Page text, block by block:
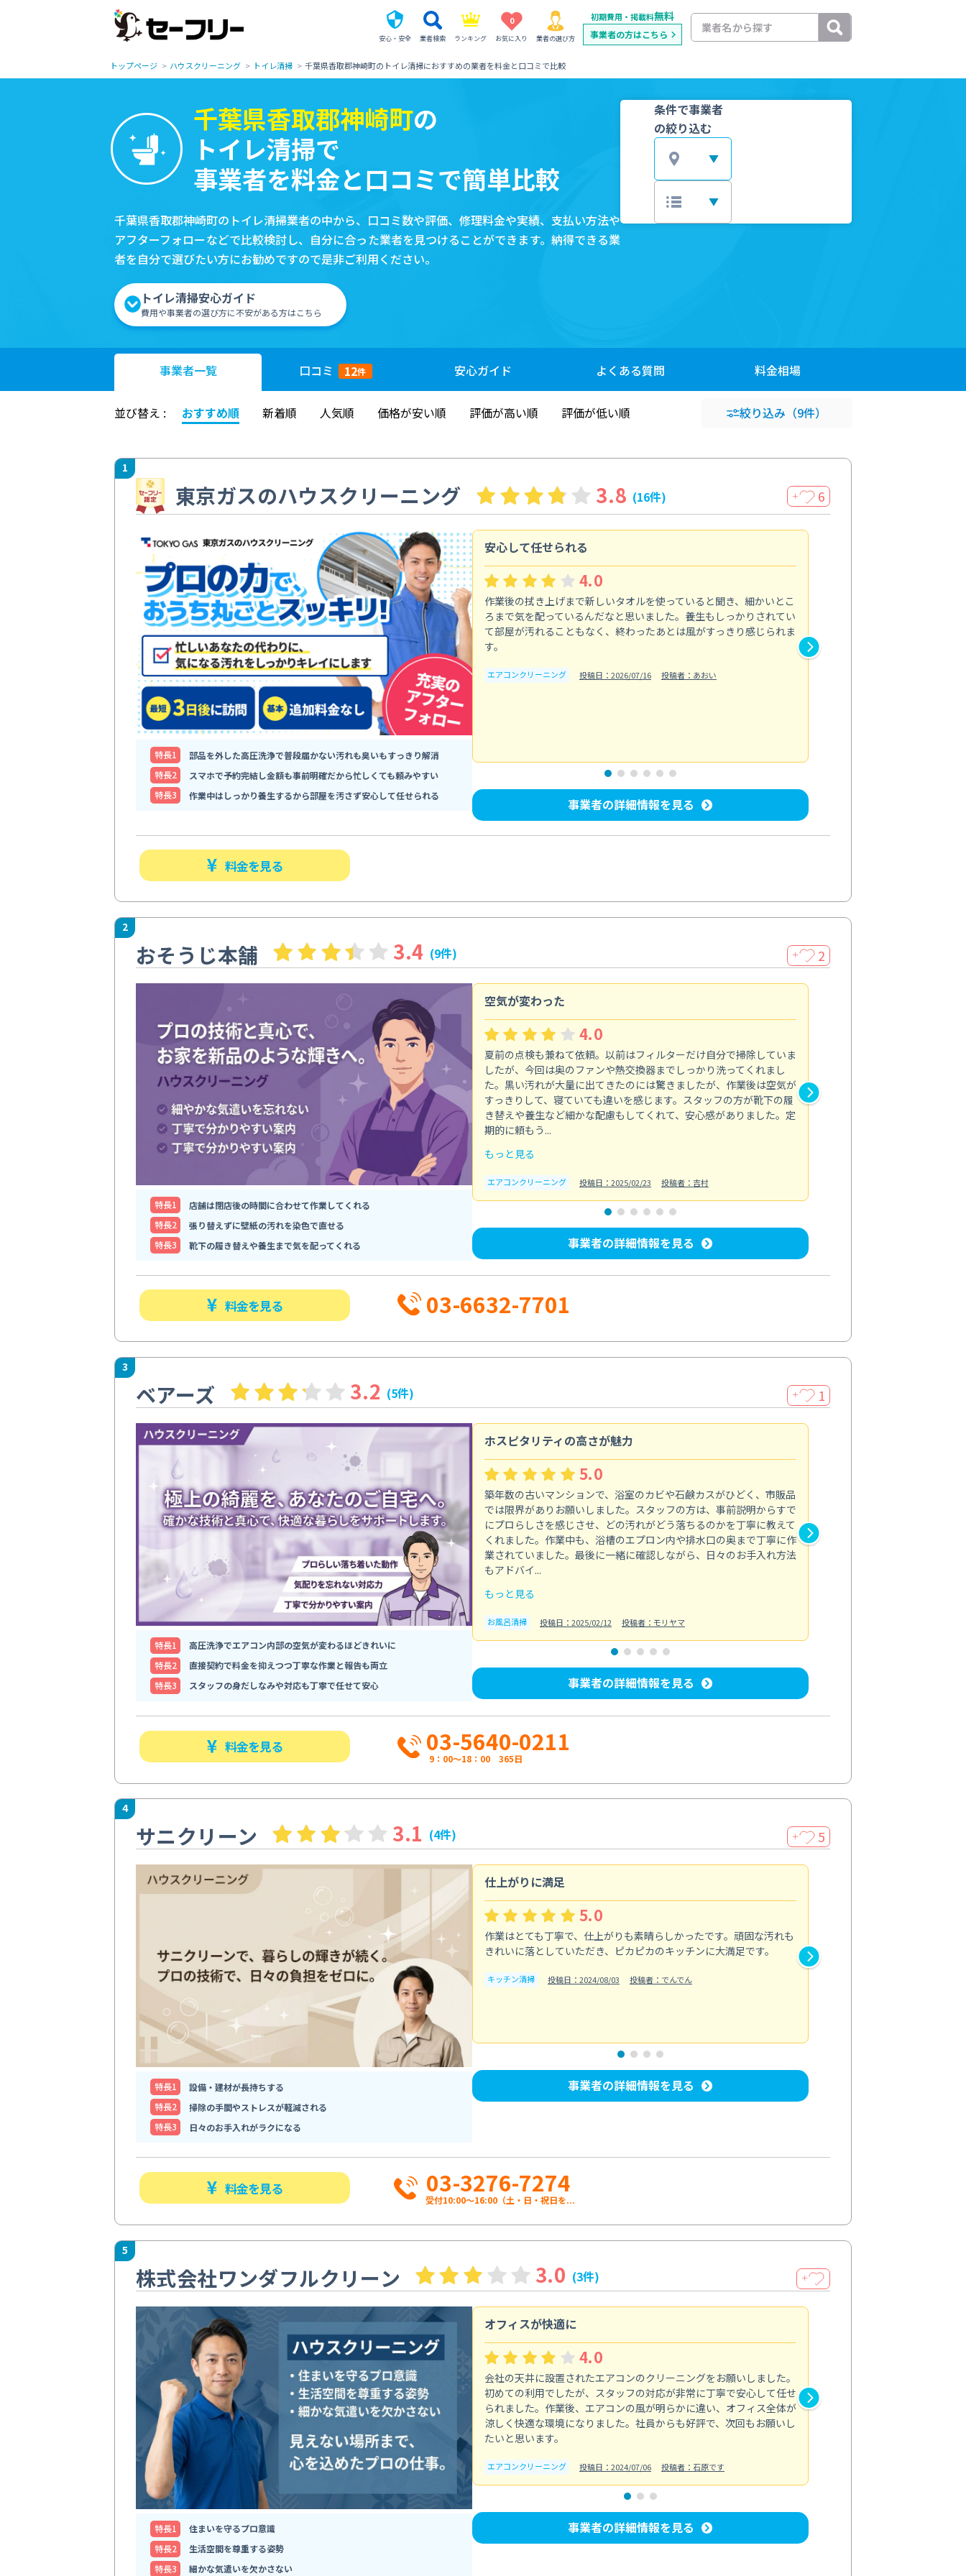
安心・安全 業者検索 ランキング
0
お気に入り 業者の選び方
初期費用・掲載料無料
事業者の方はこちら
トップページ ハウスクリーニング トイレ清掃 千葉県香取郡神崎町のトイレ清掃におすすめの業者を料金と口コミで比較
千葉県香取郡神崎町の
トイレ清掃で
事業者を料金と口コミで簡単比較
千葉県香取郡神崎町のトイレ清掃業者の中から、口コミ数や評価、修理料金や実績、支払い方法や
アフターフォローなどで比較検討し、自分に合った業者を見つけることができます。納得できる業
者を自分で選びたい方にお勧めですので是非ご利用ください。
トイレ清掃安心ガイド
費用や事業者の選び方に不安がある方はこちら
条件で事業者
の絞り込む
事業者一覧 口コミ 12件 安心ガイド よくある質問 料金相場
並び替え : おすすめ順 新着順 人気順 価格が安い順 評価が高い順 評価が低い順 絞り込み （9件）
1
東京ガスのハウスクリーニング 3.8 (16件) ＋ 6
特⻑1
部品を外した高圧洗浄で普段届かない汚れも臭いもすっきり解消
特⻑2
スマホで予約完結し金額も事前明確だから忙しくても頼みやすい
特⻑3
作業中はしっかり養生するから部屋を汚さず安心して任せられる
安心して任せられる
4.0
作業後の拭き上げまで新しいタオルを使っていると聞き、細かいとこ
ろまで気を配っているんだなと思いました。養生もしっかりされてい
て部屋が汚れることもなく、終わったあとは風がすっきり感じられま
す。
エアコンクリーニング 投稿日：2026/07/16 投稿者：あおい
事業者の詳細情報を見る
料金を見る
2
おそうじ本舗 3.4 (9件) ＋ 2
特⻑1
店舗は閉店後の時間に合わせて作業してくれる
特⻑2
張り替えずに壁紙の汚れを染色で直せる
特⻑3
靴下の履き替えや養生まで気を配ってくれる
空気が変わった
4.0
夏前の点検も兼ねて依頼。以前はフィルターだけ自分で掃除していま
したが、今回は奥のファンや熱交換器までしっかり洗ってくれまし
た。黒い汚れが大量に出てきたのには驚きましたが、作業後は空気が
すっきりして、寝ていても違いを感じます。スタッフの方が靴下の履
き替えや養生など細かな配慮もしてくれて、安心感がありました。定
期的に頼もう...
もっと見る
エアコンクリーニング 投稿日：2025/02/23 投稿者：吉村
事業者の詳細情報を見る
料金を見る 03-6632-7701
3
ベアーズ 3.2 (5件) ＋ 1
特⻑1
高圧洗浄でエアコン内部の空気が変わるほどきれいに
特⻑2
直接契約で料金を抑えつつ丁寧な作業と報告も両立
特⻑3
スタッフの身だしなみや対応も丁寧で任せて安心
ホスピタリティの高さが魅力
5.0
築年数の古いマンションで、浴室のカビや石鹸カスがひどく、市販品
では限界がありお願いしました。スタッフの方は、事前説明からすで
にプロらしさを感じさせ、どの汚れがどう落ちるのかを丁寧に教えて
くれました。作業中も、浴槽のエプロン内や排水口の奥まで丁寧に作
業されていました。最後に一緒に確認しながら、日々のお手入れ方法
もアドバイ...
もっと見る
お風呂清掃 投稿日：2025/02/12 投稿者：モリヤマ
事業者の詳細情報を見る
料金を見る 03-5640-0211
9：00～18：00 365日
4
サニクリーン 3.1 (4件) ＋ 5
特⻑1
設備・建材が長持ちする
特⻑2
掃除の手間やストレスが軽減される
特⻑3
日々のお手入れがラクになる
仕上がりに満足
5.0
作業はとても丁寧で、仕上がりも素晴らしかったです。頑固な汚れも
きれいに落としていただき、ピカピカのキッチンに大満足です。
キッチン清掃 投稿日：2024/08/03 投稿者：でんでん
事業者の詳細情報を見る
料金を見る 03-3276-7274
受付10:00〜16:00（土・日・祝日を...
5
株式会社ワンダフルクリーン 3.0 (3件) ＋
特⻑1
住まいを守るプロ意識
特⻑2
生活空間を尊重する姿勢
特⻑3
細かな気遣いを欠かさない
オフィスが快適に
4.0
会社の天井に設置されたエアコンのクリーニングをお願いしました。
初めての利用でしたが、スタッフの対応が非常に丁寧で安心して任せ
られました。作業後、エアコンの風が明らかに違い、オフィス全体が
涼しく快適な環境になりました。社員からも好評で、次回もお願いし
たいと思います。
エアコンクリーニング 投稿日：2024/07/06 投稿者：石原です
事業者の詳細情報を見る